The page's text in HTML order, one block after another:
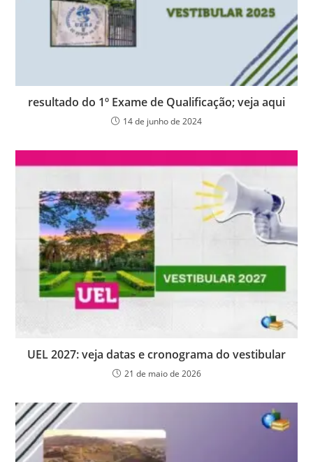
resultado do 1º Exame de Qualificação; veja aqui
14 de junho de 2024
UEL 2027: veja datas e cronograma do vestibular
21 de maio de 2026